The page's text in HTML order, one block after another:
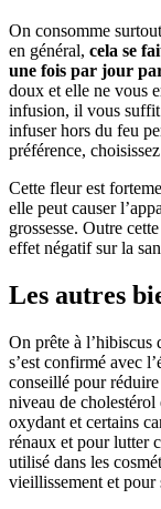
On consomme
en général, cela se
une fois par jour
doux et elle ne vous
infusion, il vous suffit
infuser hors du feu
préférence,
Cette fleur est
elle peut causer
grossesse. Outre
effet négatif sur la
Les autres
On prête à l’hibiscus
s’est confirmé avec
conseillé pour
niveau de
oxydant et certains
rénaux et pour lutter
utilisé dans les
vieillissement et pour